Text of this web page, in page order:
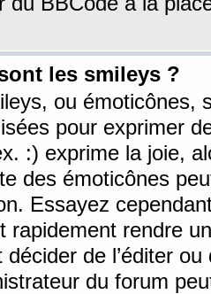
les smileys ?
ou émoticônes,
pour exprimer
:) exprime la joie,
des émoticônes
Essayez
rapidement rendre
décider de l’éditer
du forum